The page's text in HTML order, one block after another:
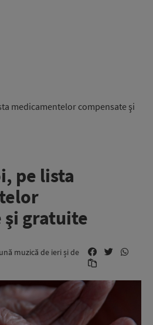
medicamentelor compensate şi
pe lista
şi gratuite
muzică de ieri și de